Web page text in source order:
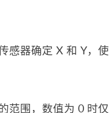
感器确定 X 和 Y，
范围，数值为 0 时